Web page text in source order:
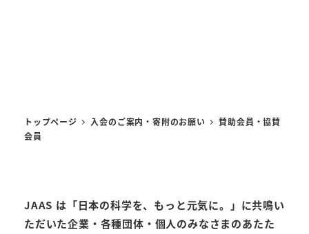
トップページ 入会のご案内・寄附のお願い
賛助会員・協賛
会員
JAAS は「日本の科学を、もっと元気に。」に共鳴い
ただいた企業・各種団体・個人のみなさまのあたた